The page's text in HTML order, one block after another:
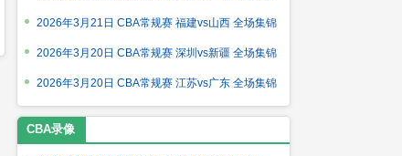
2026年3月21日 CBA常规赛 福建vs山西 全场集锦
2026年3月20日 CBA常规赛 深圳vs新疆 全场集锦
2026年3月20日 CBA常规赛 江苏vs广东 全场集锦
CBA录像